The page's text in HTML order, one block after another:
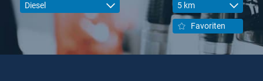
Diesel 5 km
Favoriten